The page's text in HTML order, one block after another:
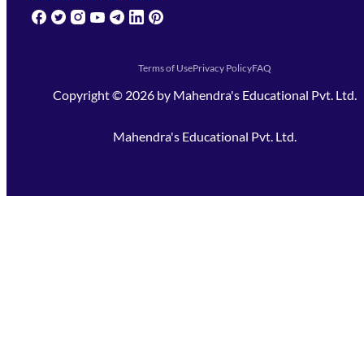
(opens in new tab)
(opens in new tab)
(opens in new tab)
(opens in new tab)
(opens in new tab)
(opens in new tab)
Terms of UsePrivacy PolicyFAQ
Copyright © 2026 by Mahendra's Educational Pvt. Ltd.
Mahendra's Educational Pvt. Ltd.